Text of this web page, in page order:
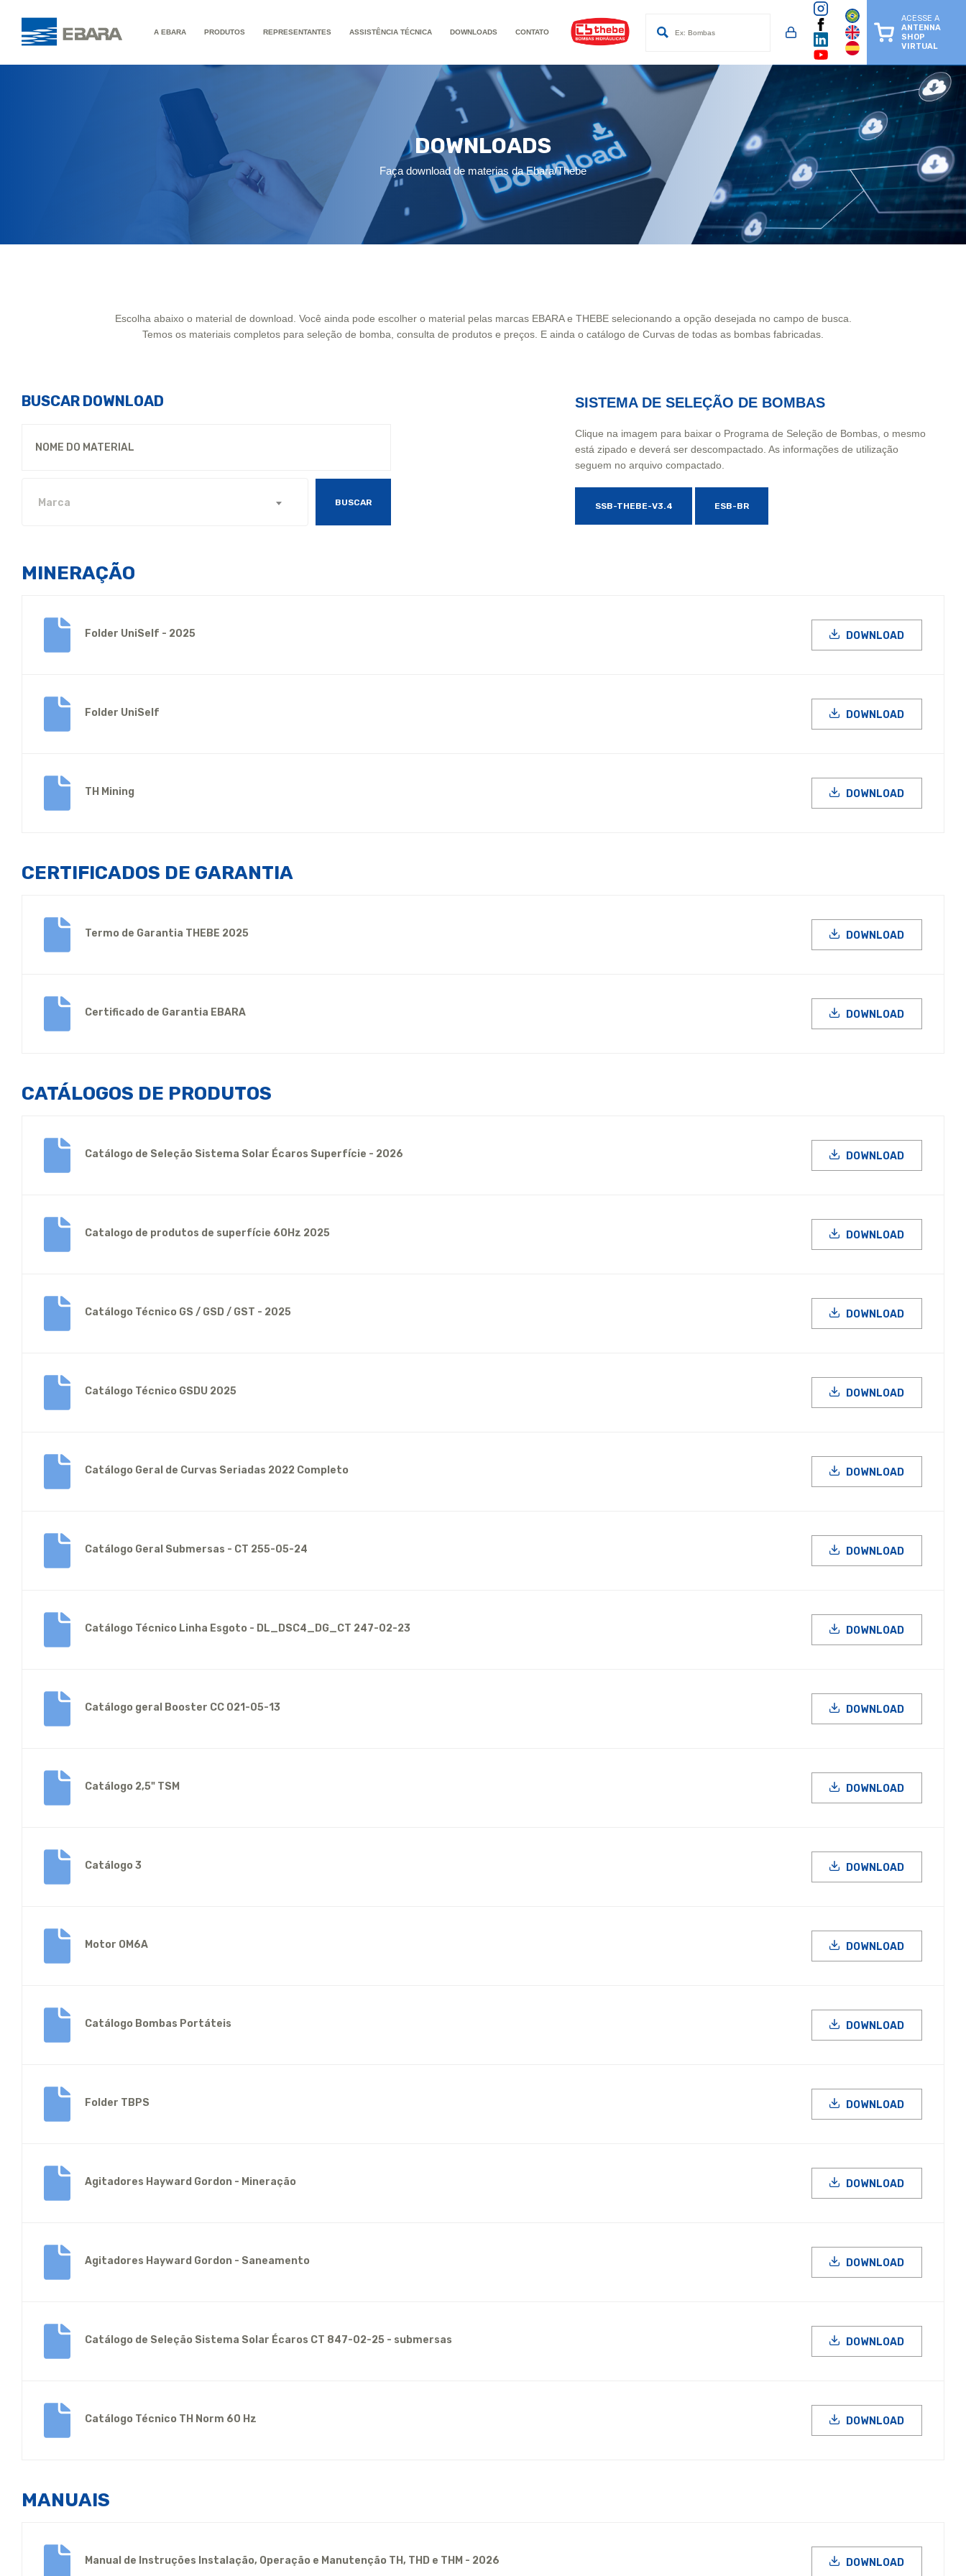
A EBARA PRODUTOS REPRESENTANTES ASSISTÊNCIA TÉCNICA DOWNLOADS CONTATO
ACESSE A
ANTENNA
SHOP
VIRTUAL
DOWNLOADS
Faça download de materias da Ebara/Thebe
Escolha abaixo o material de download. Você ainda pode escolher o material pelas marcas EBARA e THEBE selecionando a opção desejada no campo de busca.
Temos os materiais completos para seleção de bomba, consulta de produtos e preços. E ainda o catálogo de Curvas de todas as bombas fabricadas.
BUSCAR DOWNLOAD
Marca BUSCAR
SISTEMA DE SELEÇÃO DE BOMBAS
Clique na imagem para baixar o Programa de Seleção de Bombas, o mesmo
está zipado e deverá ser descompactado. As informações de utilização
seguem no arquivo compactado.
SSB-THEBE-V3.4 ESB-BR
MINERAÇÃO
Folder UniSelf - 2025 DOWNLOAD
Folder UniSelf DOWNLOAD
TH Mining DOWNLOAD
CERTIFICADOS DE GARANTIA
Termo de Garantia THEBE 2025 DOWNLOAD
Certificado de Garantia EBARA DOWNLOAD
CATÁLOGOS DE PRODUTOS
Catálogo de Seleção Sistema Solar Écaros Superfície - 2026 DOWNLOAD
Catalogo de produtos de superfície 60Hz 2025 DOWNLOAD
Catálogo Técnico GS / GSD / GST - 2025 DOWNLOAD
Catálogo Técnico GSDU 2025 DOWNLOAD
Catálogo Geral de Curvas Seriadas 2022 Completo DOWNLOAD
Catálogo Geral Submersas - CT 255-05-24 DOWNLOAD
Catálogo Técnico Linha Esgoto - DL_DSC4_DG_CT 247-02-23 DOWNLOAD
Catálogo geral Booster CC 021-05-13 DOWNLOAD
Catálogo 2,5" TSM DOWNLOAD
Catálogo 3 DOWNLOAD
Motor OM6A DOWNLOAD
Catálogo Bombas Portáteis DOWNLOAD
Folder TBPS DOWNLOAD
Agitadores Hayward Gordon - Mineração DOWNLOAD
Agitadores Hayward Gordon - Saneamento DOWNLOAD
Catálogo de Seleção Sistema Solar Écaros CT 847-02-25 - submersas DOWNLOAD
Catálogo Técnico TH Norm 60 Hz DOWNLOAD
MANUAIS
Manual de Instruções Instalação, Operação e Manutenção TH, THD e THM - 2026 DOWNLOAD